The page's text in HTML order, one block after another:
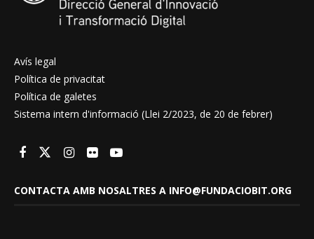
Avís legal
Política de privacitat
Política de galetes
Sistema intern d'informació (Llei 2/2023, de 20 de febrer)
CONTACTA AMB NOSALTRES A INFO@FUNDACIOBIT.ORG